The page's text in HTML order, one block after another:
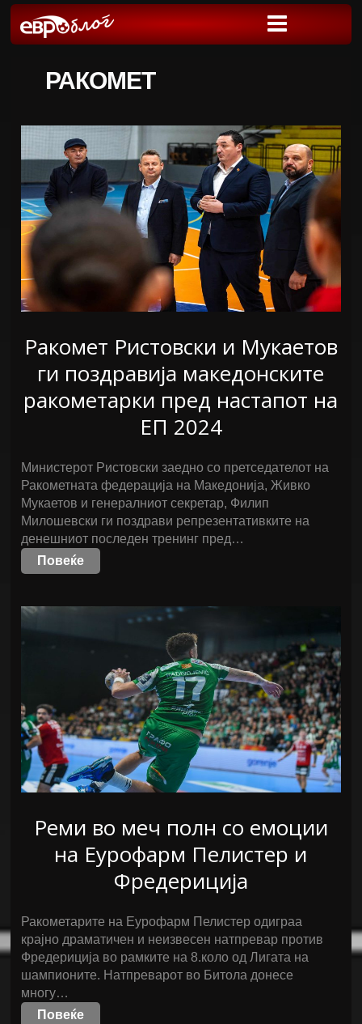
РАКОМЕТ
Ракомет Ристовски и Мукаетов
ги поздравија македонските
ракометарки пред настапот на
ЕП 2024
Министерот Ристовски заедно со претседателот на
Ракометната федерација на Македонија, Живко
Мукаетов и генералниот секретар, Филип
Милошевски ги поздрави репрезентативките на
денешниот последен тренинг пред…
Повеќе
Реми во меч полн со емоции
на Еурофарм Пелистер и
Фредериција
Ракометарите на Еурофарм Пелистер одиграа
крајно драматичен и неизвесен натпревар против
Фредериција во рамките на 8.коло од Лигата на
шампионите. Натпреварот во Битола донесе
многу…
Повеќе